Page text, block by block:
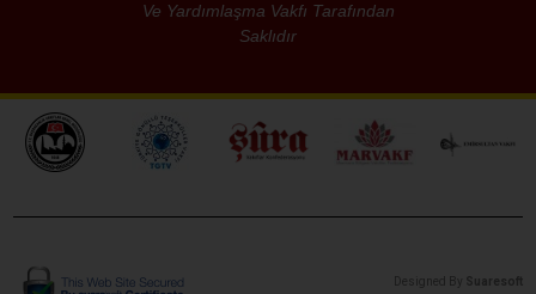
Ve Yardımlaşma Vakfı Tarafından
Saklıdır
Designed By Suaresoft